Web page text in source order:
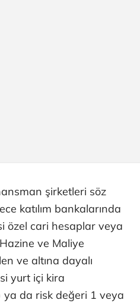
şirketleri söz
katılım bankalarında
özel cari hesaplar veya
ve Maliye
ve altına dayalı
yurt içi kira
ya da risk değeri 1 veya